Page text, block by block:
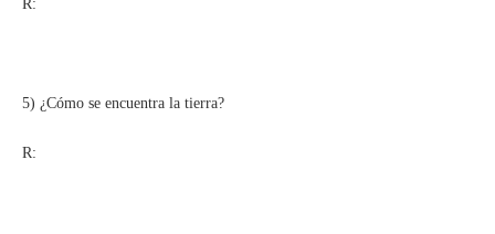
R:
5) ¿Cómo se encuentra la tierra?
R: